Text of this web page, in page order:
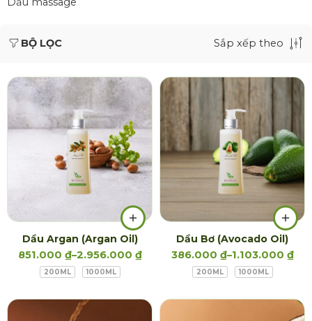
BỘ LỌC Sắp xếp theo
Dầu Argan (Argan Oil)
851.000 ₫–2.956.000 ₫
200ML 1000ML
Dầu Bơ (Avocado Oil)
386.000 ₫–1.103.000 ₫
200ML 1000ML